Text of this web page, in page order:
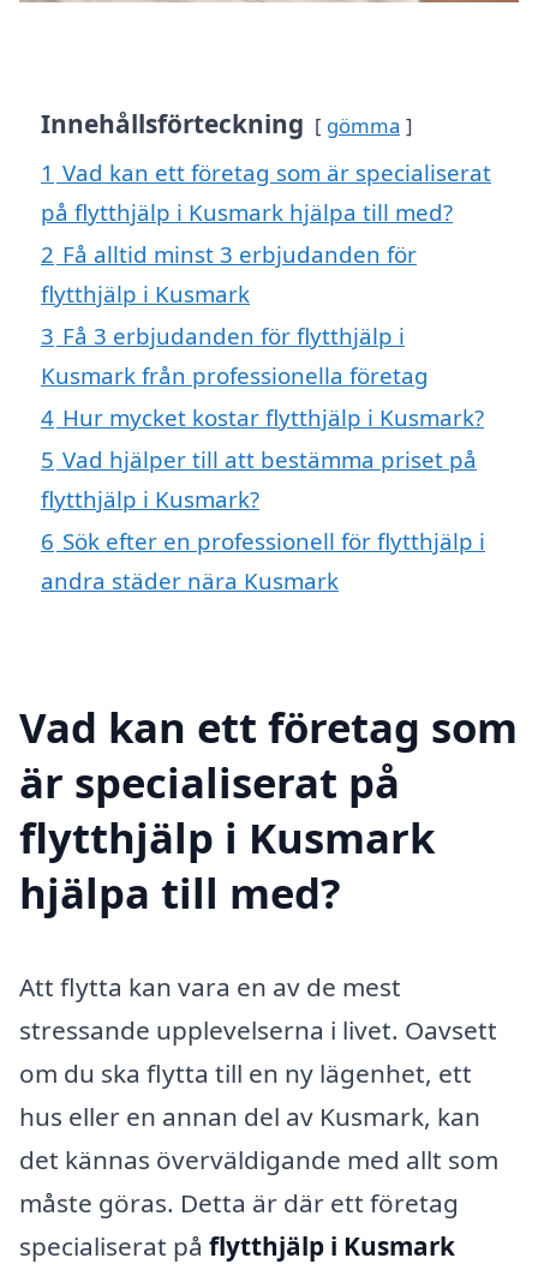
Innehållsförteckning gömma
1 Vad kan ett företag som är specialiserat
på flytthjälp i Kusmark hjälpa till med?
2 Få alltid minst 3 erbjudanden för
flytthjälp i Kusmark
3 Få 3 erbjudanden för flytthjälp i
Kusmark från professionella företag
4 Hur mycket kostar flytthjälp i Kusmark?
5 Vad hjälper till att bestämma priset på
flytthjälp i Kusmark?
6 Sök efter en professionell för flytthjälp i
andra städer nära Kusmark
Vad kan ett företag som
är specialiserat på
flytthjälp i Kusmark
hjälpa till med?
Att flytta kan vara en av de mest
stressande upplevelserna i livet. Oavsett
om du ska flytta till en ny lägenhet, ett
hus eller en annan del av Kusmark, kan
det kännas överväldigande med allt som
måste göras. Detta är där ett företag
specialiserat på flytthjälp i Kusmark